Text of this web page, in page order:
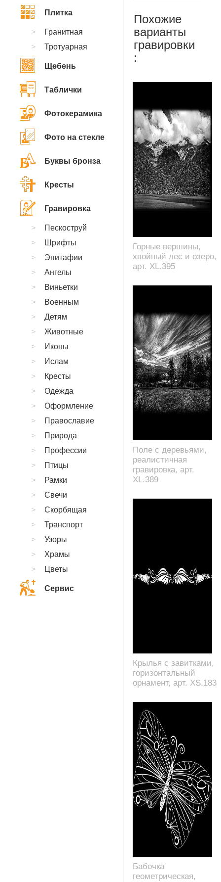
Похожие
варианты
гравировки
:
Горные вершины,
хвойный лес и озеро,
арт. XL.395
Поле с деревьями,
реалистичная
гравировка, арт.
XL.389
Крылья с завитками,
горизонтальный
орнамент, арт. XS.183
Бабочка
геометрическая,
Плитка
Гранитная
Тротуарная
Щебень
Таблички
Фотокерамика
Фото на стекле
Буквы бронза
Кресты
Гравировка
Пескоструй
Шрифты
Эпитафии
Ангелы
Виньетки
Военным
Детям
Животные
Иконы
Ислам
Кресты
Одежда
Оформление
Православие
Природа
Профессии
Птицы
Рамки
Свечи
Скорбящая
Транспорт
Узоры
Храмы
Цветы
Сервис